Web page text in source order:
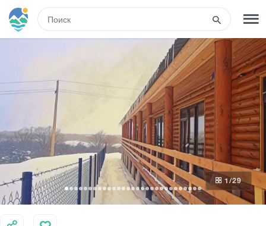
ВХОД
Гостиницы
Транспорт
Развлечения
1 /29